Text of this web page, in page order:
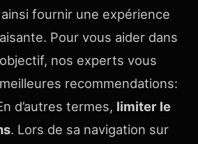
fournir une expérience
Pour vous aider dans
nos experts vous
recommendations:
d’autres termes, limiter le
. Lors de sa navigation sur